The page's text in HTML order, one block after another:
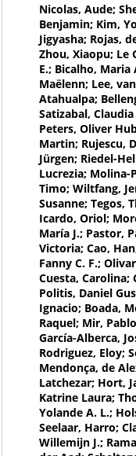
Nicolas, Aude;
Benjamin; Kim,
Jigyasha; Rojas,
Zhou, Xiaopu; Le
E.; Bicalho, Maria
Maëlenn; Lee,
Atahualpa;
Satizabal,
Peters, Oliver
Martin; Rujescu,
Jürgen; Riedel-
Lucrezia; Molina-
Timo; Wiltfang,
Susanne; Tegos,
Icardo, Oriol;
María J.; Pastor,
Victoria; Cao,
Fanny C. F.;
Cuesta, Carolina;
Politis, Daniel
Ignacio; Boada,
Raquel; Mir,
García-Alberca,
Rodriguez, Eloy;
Mendonça, de
Latchezar; Hort,
Katrine Laura;
Yolande A. L.;
Seelaar, Harro;
Willemijn J.;